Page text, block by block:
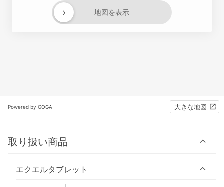
地図を表示
›
Powered by GOGA 大きな地図
取り扱い商品
エクエルタブレット